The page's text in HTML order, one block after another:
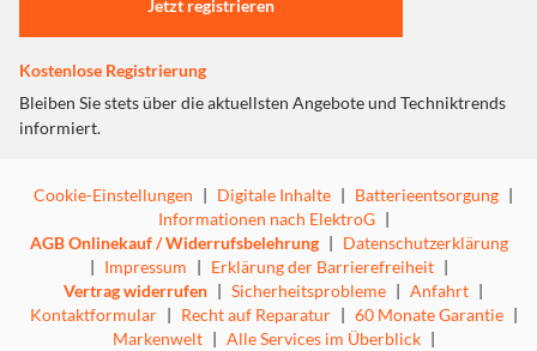
Akkubetriebener Handventilator
5-stufige Geschwindigkeitsregelung per Knopfdruck
Akkubetrieb je nach Stufe ca. 2 - 8 Stunden
Akkuladezeit ca. 3 Stunden
Inklusive USB-Ladekabel
Ladespannung/-strom: 5 V DC/1 A
Akku: Li-Ion-Akku 2 Ah 3,7 V
Maße (BxTxH): ca. 10 x 3,8 x 20,5 cm
Farbe: Grün
Jetzt registrieren
Kostenlose Registrierung
Bleiben Sie stets über die aktuellsten Angebote und Techniktrends
informiert.
Cookie-Einstellungen | Digitale Inhalte | Batterieentsorgung |
Informationen nach ElektroG |
AGB Onlinekauf / Widerrufsbelehrung | Datenschutzerklärung
| Impressum | Erklärung der Barrierefreiheit |
Vertrag widerrufen | Sicherheitsprobleme | Anfahrt |
Kontaktformular | Recht auf Reparatur | 60 Monate Garantie |
Markenwelt | Alle Services im Überblick |